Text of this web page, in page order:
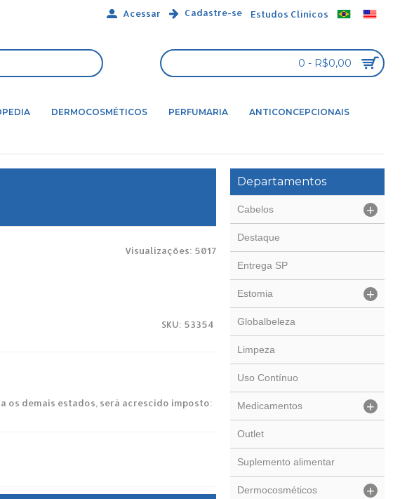
Acessar Cadastre-se Estudos Clínicos
0 - R$0,00
DERMOCOSMÉTICOS PERFUMARIA ANTICONCEPCIONAIS
Departamentos
Cabelos +
Destaque
Entrega SP
Estomia +
Globalbeleza
Limpeza
Uso Contínuo
Medicamentos +
Outlet
Suplemento alimentar
Dermocosméticos +
Visualizações: 5017
SKU: 53354
os demais estados, será acrescido imposto: